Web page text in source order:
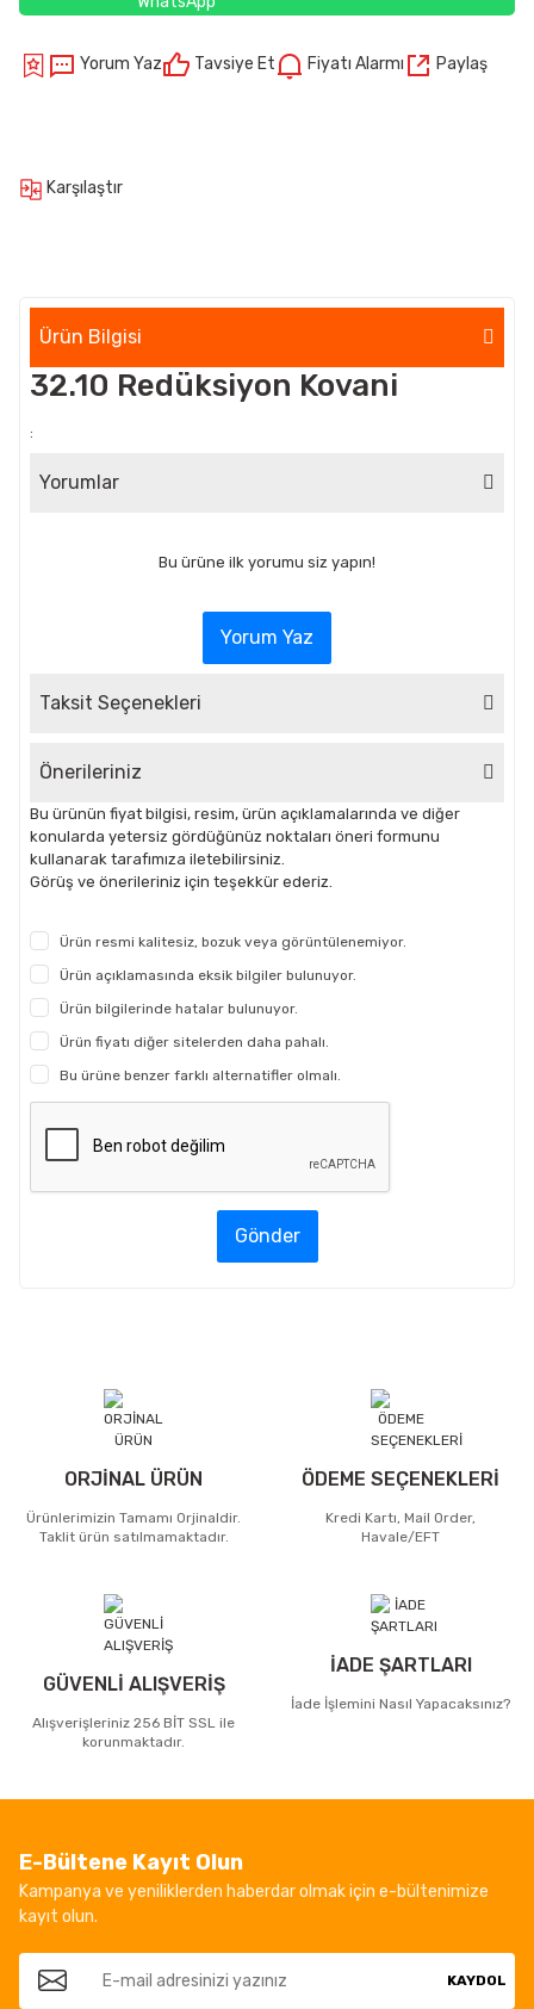
Yorum Yaz Tavsiye Et Fiyatı Alarmı Paylaş
Karşılaştır
Ürün Bilgisi
32.10 Redüksiyon Kovani
:
Yorumlar
Bu ürüne ilk yorumu siz yapın!
Yorum Yaz
Taksit Seçenekleri
Önerileriniz
Bu ürünün fiyat bilgisi, resim, ürün açıklamalarında ve diğer
konularda yetersiz gördüğünüz noktaları öneri formunu
kullanarak tarafımıza iletebilirsiniz.
Görüş ve önerileriniz için teşekkür ederiz.
Ürün resmi kalitesiz, bozuk veya görüntülenemiyor.
Ürün açıklamasında eksik bilgiler bulunuyor.
Ürün bilgilerinde hatalar bulunuyor.
Ürün fiyatı diğer sitelerden daha pahalı.
Bu ürüne benzer farklı alternatifler olmalı.
Gönder
ORJİNAL ÜRÜN
Ürünlerimizin Tamamı Orjinaldir.
Taklit ürün satılmamaktadır.
ÖDEME SEÇENEKLERİ
Kredi Kartı, Mail Order,
Havale/EFT
GÜVENLİ ALIŞVERİŞ
Alışverişleriniz 256 BİT SSL ile
korunmaktadır.
İADE ŞARTLARI
İade İşlemini Nasıl Yapacaksınız?
E-Bültene Kayıt Olun
Kampanya ve yeniliklerden haberdar olmak için e-bültenimize
kayıt olun.
KAYDOL